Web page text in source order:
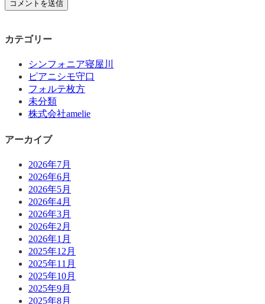
カテゴリー
シンフォニア寝屋川
ピアニシモ守口
フォルテ枚方
未分類
株式会社amelie
アーカイブ
2026年7月
2026年6月
2026年5月
2026年4月
2026年3月
2026年2月
2026年1月
2025年12月
2025年11月
2025年10月
2025年9月
2025年8月